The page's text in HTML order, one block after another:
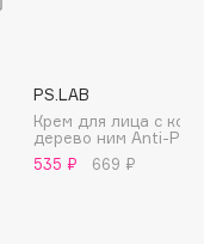
PS.LAB
Крем для лица с
дерево ним Anti-
535 ₽
669 ₽